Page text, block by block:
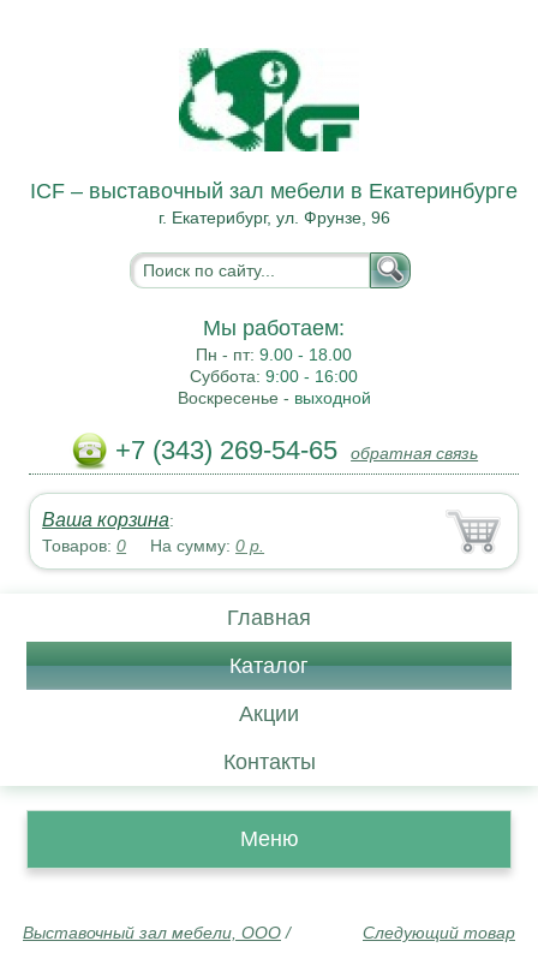
ICF – выставочный зал мебели в Екатеринбурге
г. Екатерибург, ул. Фрунзе, 96
Мы работаем:
Пн - пт:9.00 - 18.00
Суббота:9:00 - 16:00
Воскресенье - выходной
+7 (343) 269-54-65 обратная связь
Ваша корзина:
Товаров:0 На сумму:0 р.
Главная
Каталог
Акции
Контакты
Меню
Следующий товар
Выставочный зал мебели, ООО /